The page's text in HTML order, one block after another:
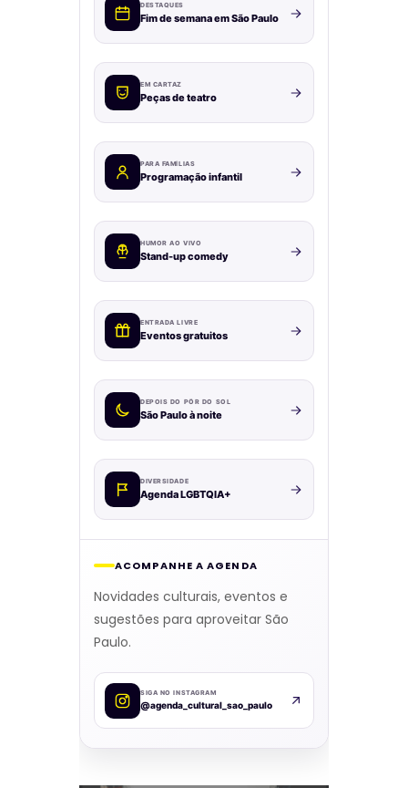
DESTAQUES
Fim de semana em São Paulo
EM CARTAZ
Peças de teatro
PARA FAMÍLIAS
Programação infantil
HUMOR AO VIVO
Stand-up comedy
ENTRADA LIVRE
Eventos gratuitos
DEPOIS DO PÔR DO SOL
São Paulo à noite
DIVERSIDADE
Agenda LGBTQIA+
ACOMPANHE A AGENDA
Novidades culturais, eventos e
sugestões para aproveitar São
Paulo.
SIGA NO INSTAGRAM
@agenda_cultural_sao_paulo